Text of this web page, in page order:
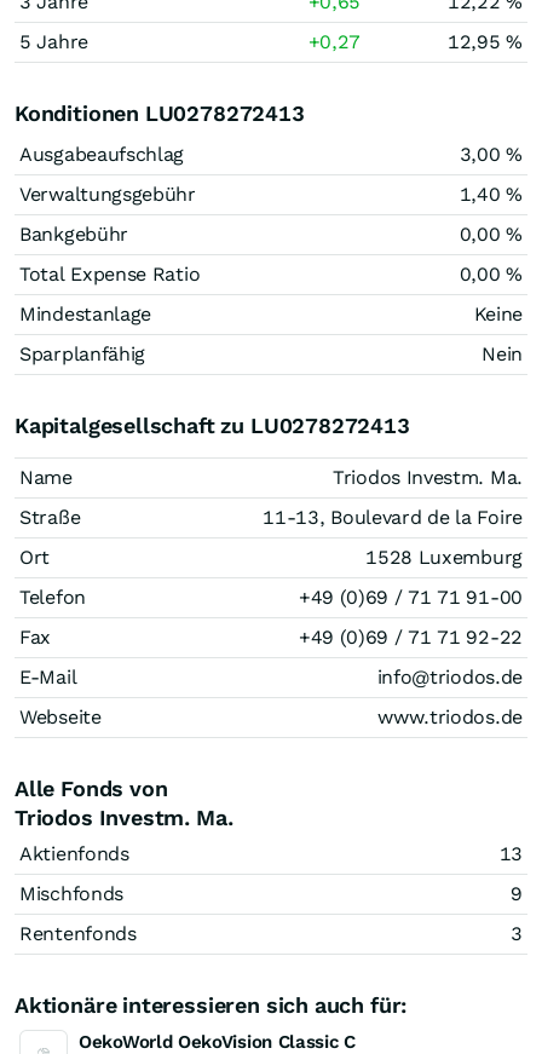
5 Jahre
+0,27 12,95 %
Konditionen LU0278272413
Ausgabeaufschlag
3,00 %
Verwaltungsgebühr
1,40 %
Bankgebühr
0,00 %
Total Expense Ratio
0,00 %
Mindestanlage
Keine
Sparplanfähig
Nein
Kapitalgesellschaft zu LU0278272413
Name
Triodos Investm. Ma.
Straße
11-13, Boulevard de la Foire
Ort
1528 Luxemburg
Telefon
+49 (0)69 / 71 71 91-00
Fax
+49 (0)69 / 71 71 92-22
E-Mail
info@triodos.de
Webseite
www.triodos.de
Alle Fonds von
Triodos Investm. Ma.
Aktienfonds
13
Mischfonds
9
Rentenfonds
3
Aktionäre interessieren sich auch für:
OekoWorld OekoVision Classic C